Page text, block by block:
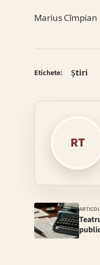
Marius Cîmpian
Etichete: Știri
RT